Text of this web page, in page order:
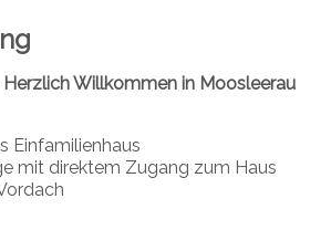
Willkommen in Moosleerau
Einfamilienhaus
mit direktem Zugang zum Haus